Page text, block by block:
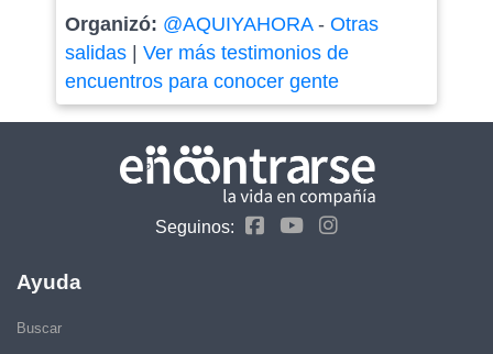
Organizó: @AQUIYAHORA- Otras
salidas| Ver más testimonios de
encuentros para conocer gente
Seguinos:
Ayuda
Buscar